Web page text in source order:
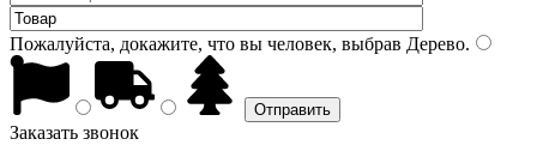
Пожалуйста, докажите, что вы человек, выбрав Дерево.
Заказать звонок